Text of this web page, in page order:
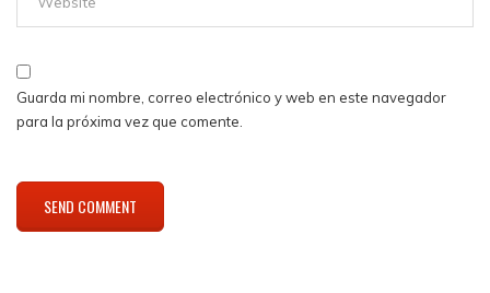
Guarda mi nombre, correo electrónico y web en este navegador
para la próxima vez que comente.